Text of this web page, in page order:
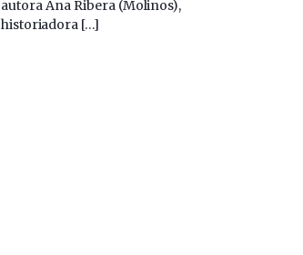
autora Ana Ribera (Molinos),
historiadora […]